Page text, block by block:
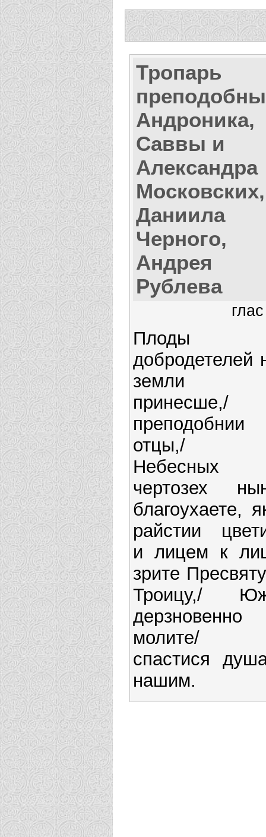
Тропарь
Андроника,
Саввы и
Александра
Московских,
Даниила
Черного,
Андрея
Рублева
Плоды
добродетелей
земли
принесше,/
преподобнии
отцы,/
Небесных
чертозех
благоухаете,
райстии
и лицем к
зрите
Троицу,/
дерзновенно
молите/
спастися
нашим.